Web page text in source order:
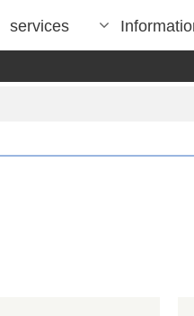
services